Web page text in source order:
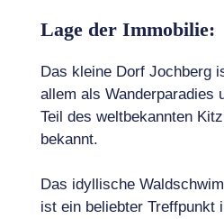
Lage der Immobilie:
Das kleine Dorf Jochberg
allem als Wanderparadies
Teil des weltbekannten
bekannt.
Das idyllische
ist ein beliebter Treffpunkt